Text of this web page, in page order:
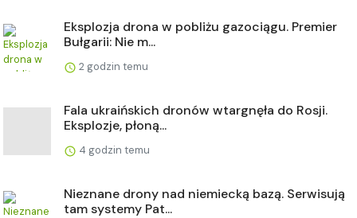
Eksplozja drona w pobliżu gazociągu. Premier
Bułgarii: Nie m...
2 godzin temu
Fala ukraińskich dronów wtargnęła do Rosji.
Eksplozje, płoną...
4 godzin temu
Nieznane drony nad niemiecką bazą. Serwisują
tam systemy Pat...